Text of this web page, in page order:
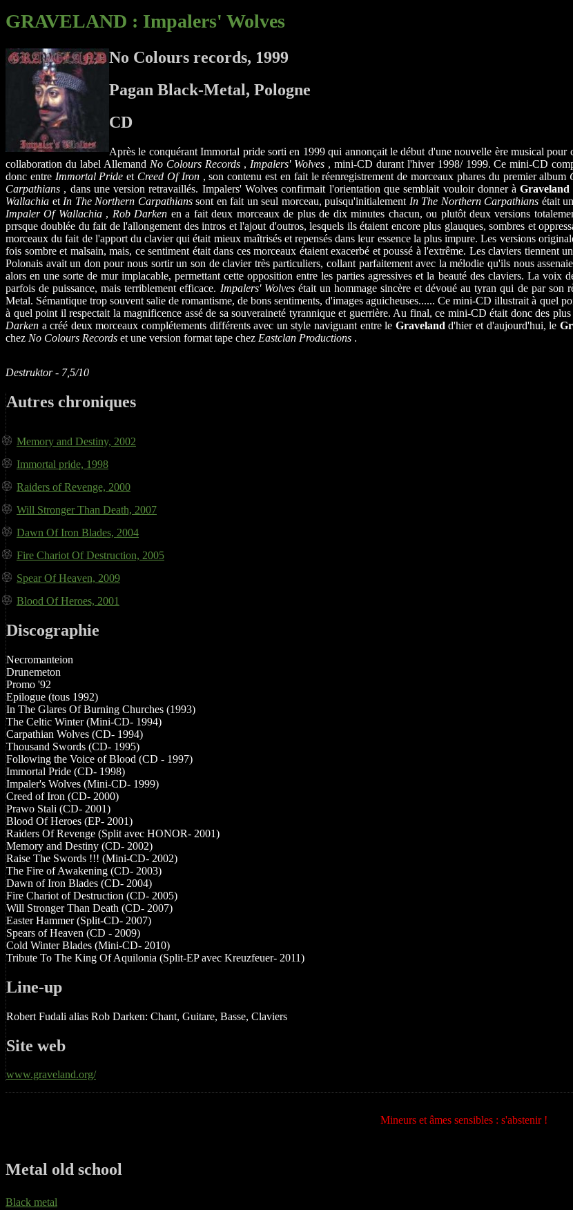
GRAVELAND : Impalers' Wolves
No Colours records, 1999
Pagan Black-Metal, Pologne
CD
Après le conquérant Immortal pride sorti en 1999 qui annonçait le début d'une nouvelle ère musical pour
collaboration du label Allemand No Colours Records, Impalers' Wolves, mini-CD durant l'hiver 1998/ 1999. Ce mini-CD
donc entre Immortal Pride et Creed Of Iron, son contenu est en fait le réenregistrement de morceaux phares du premier album
Carpathians , dans une version retravaillés. Impalers' Wolves confirmait l'orientation que semblait vouloir donner àGraveland
Wallachia et In The Northern Carpathianssont en fait un seul morceau, puisqu'initialement In The Northern Carpathians était
Impaler Of Wallachia, Rob Darken en a fait deux morceaux de plus de dix minutes chacun, ou plutôt deux versions
prrsque doublée du fait de l'allongement des intros et l'ajout d'outros, lesquels ils étaient encore plus glauques, sombres et
morceaux du fait de l'apport du clavier qui était mieux maîtrisés et repensés dans leur essence la plus impure. Les versions
fois sombre et malsain, mais, ce sentiment était dans ces morceaux étaient exacerbé et poussé à l'extrême. Les claviers tiennent
Polonais avait un don pour nous sortir un son de clavier très particuliers, collant parfaitement avec la mélodie qu'ils nous
alors en une sorte de mur implacable, permettant cette opposition entre les parties agressives et la beauté des claviers. La voix
parfois de puissance, mais terriblement efficace. Impalers' Wolvesétait un hommage sincère et dévoué au tyran qui de par son
Metal. Sémantique trop souvent salie de romantisme, de bons sentiments, d'images aguicheuses...... Ce mini-CD illustrait à quel
à quel point il respectait la magnificence assé de sa souveraineté tyrannique et guerrière. Au final, ce mini-CD était donc des
Darken a créé deux morceaux complétements différents avec un style naviguant entre le Graveland d'hier et d'aujourd'hui, le
chez No Colours Records et une version format tape chez Eastclan Productions .
Destruktor - 7,5/10
Autres chroniques
Memory and Destiny, 2002
Immortal pride, 1998
Raiders of Revenge, 2000
Will Stronger Than Death, 2007
Dawn Of Iron Blades, 2004
Fire Chariot Of Destruction, 2005
Spear Of Heaven, 2009
Blood Of Heroes, 2001
Discographie
Necromanteion
Drunemeton
Promo '92
Epilogue (tous 1992)
In The Glares Of Burning Churches (1993)
The Celtic Winter (Mini-CD- 1994)
Carpathian Wolves (CD- 1994)
Thousand Swords (CD- 1995)
Following the Voice of Blood (CD - 1997)
Immortal Pride (CD- 1998)
Impaler's Wolves (Mini-CD- 1999)
Creed of Iron (CD- 2000)
Prawo Stali (CD- 2001)
Blood Of Heroes (EP- 2001)
Raiders Of Revenge (Split avec HONOR- 2001)
Memory and Destiny (CD- 2002)
Raise The Swords !!! (Mini-CD- 2002)
The Fire of Awakening (CD- 2003)
Dawn of Iron Blades (CD- 2004)
Fire Chariot of Destruction (CD- 2005)
Will Stronger Than Death (CD- 2007)
Easter Hammer (Split-CD- 2007)
Spears of Heaven (CD - 2009)
Cold Winter Blades (Mini-CD- 2010)
Tribute To The King Of Aquilonia (Split-EP avec Kreuzfeuer- 2011)
Line-up
Robert Fudali alias Rob Darken: Chant, Guitare, Basse, Claviers
Site web
www.graveland.org/
Mineurs et âmes sensibles : s'abstenir !
Metal old school
Black metal